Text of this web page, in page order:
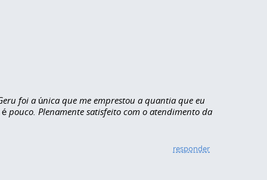
foi a única que me emprestou a quantia que eu
pouco. Plenamente satisfeito com o atendimento da
responder